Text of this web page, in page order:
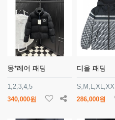
몽*레어 패딩
1,2,3,4,5
340,000원
디올 패딩
S,M,L,XL,XXL
286,000원